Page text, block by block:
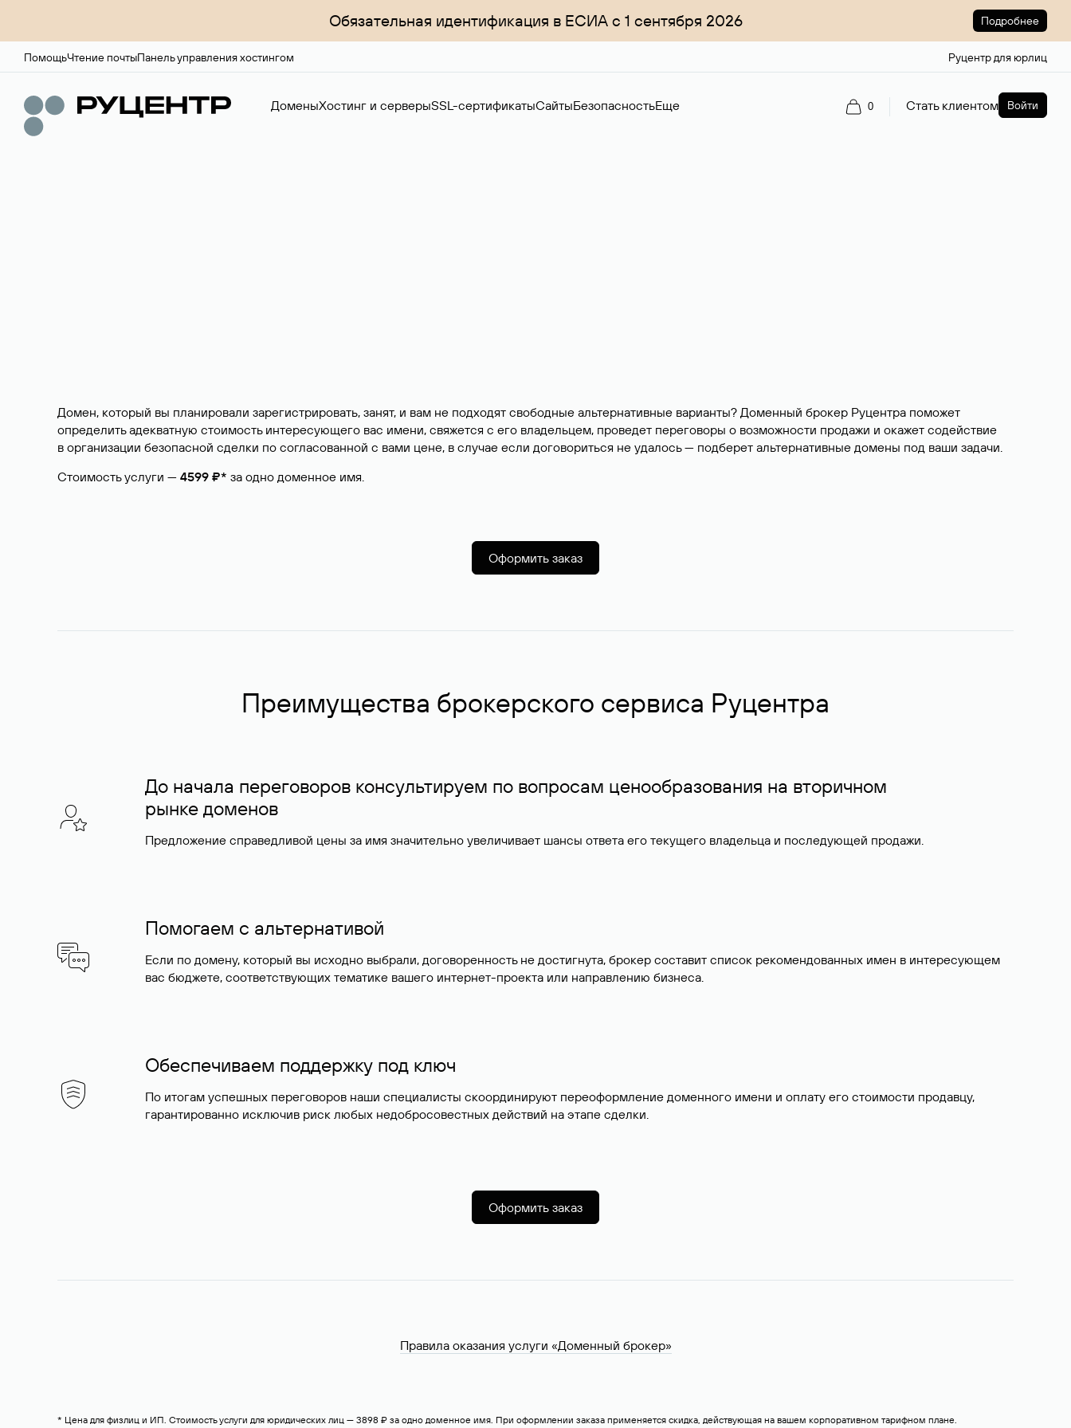
Обязательная идентификация в ЕСИА с 1 сентября 2026 Подробнее
ПомощьЧтение почтыПанель управления хостингом Руцентр для юрлиц
ДоменыХостинг и серверыSSL-сертификатыСайтыБезопасностьЕще 0 Стать клиентом Войти
Домен, который вы планировали зарегистрировать, занят, и вам не подходят свободные альтернативные варианты? Доменный брокер Руцентра поможет
определить адекватную стоимость интересующего вас имени, свяжется с его владельцем, проведет переговоры о возможности продажи и окажет содействие
в организации безопасной сделки по согласованной с вами цене, в случае если договориться не удалось — подберет альтернативные домены под ваши задачи.
Стоимость услуги — 4599 ₽* за одно доменное имя.
Оформить заказ
Преимущества брокерского сервиса Руцентра
До начала переговоров консультируем по вопросам ценообразования на вторичном
рынке доменов
Предложение справедливой цены за имя значительно увеличивает шансы ответа его текущего владельца и последующей продажи.
Помогаем с альтернативой
Если по домену, который вы исходно выбрали, договоренность не достигнута, брокер составит список рекомендованных имен в интересующем
вас бюджете, соответствующих тематике вашего интернет-проекта или направлению бизнеса.
Обеспечиваем поддержку под ключ
По итогам успешных переговоров наши специалисты скоординируют переоформление доменного имени и оплату его стоимости продавцу,
гарантированно исключив риск любых недобросовестных действий на этапе сделки.
Оформить заказ
Правила оказания услуги «Доменный брокер»
* Цена для физлиц и ИП. Стоимость услуги для юридических лиц — 3898 ₽ за одно доменное имя. При оформлении заказа применяется скидка, действующая на вашем корпоративном тарифном плане.